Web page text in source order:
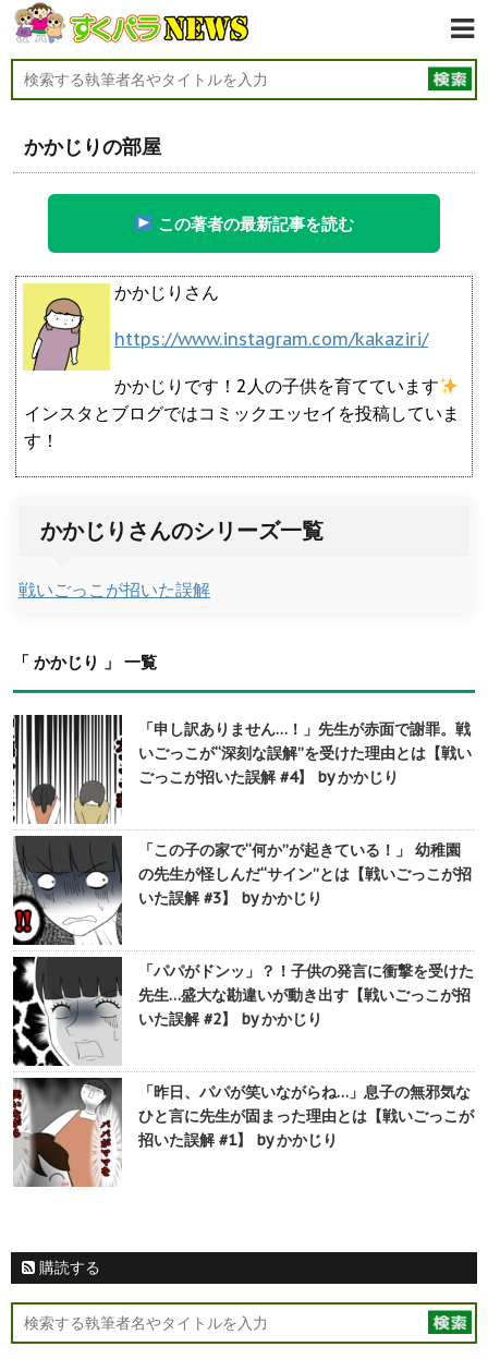
かかじりの部屋
この著者の最新記事を読む
かかじりさん
https://www.instagram.com/kakaziri/
かかじりです！2人の子供を育てています
インスタとブログではコミックエッセイを投稿していま
す！
かかじりさんのシリーズ一覧
戦いごっこが招いた誤解
「 かかじり 」 一覧
「申し訳ありません…！」先生が赤面で謝罪。戦
いごっこが“深刻な誤解”を受けた理由とは【戦い
ごっこが招いた誤解 #4】 by かかじり
「この子の家で“何か”が起きている！」 幼稚園
の先生が怪しんだ“サイン”とは【戦いごっこが招
いた誤解 #3】 by かかじり
「パパがドンッ」？！子供の発言に衝撃を受けた
先生…盛大な勘違いが動き出す【戦いごっこが招
いた誤解 #2】 by かかじり
「昨日、パパが笑いながらね…」息子の無邪気な
ひと言に先生が固まった理由とは【戦いごっこが
招いた誤解 #1】 by かかじり
購読する